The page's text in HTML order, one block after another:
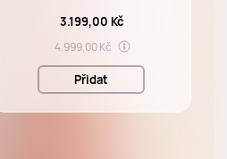
3.199,00 Kč
4.999,00 Kč
Přidat